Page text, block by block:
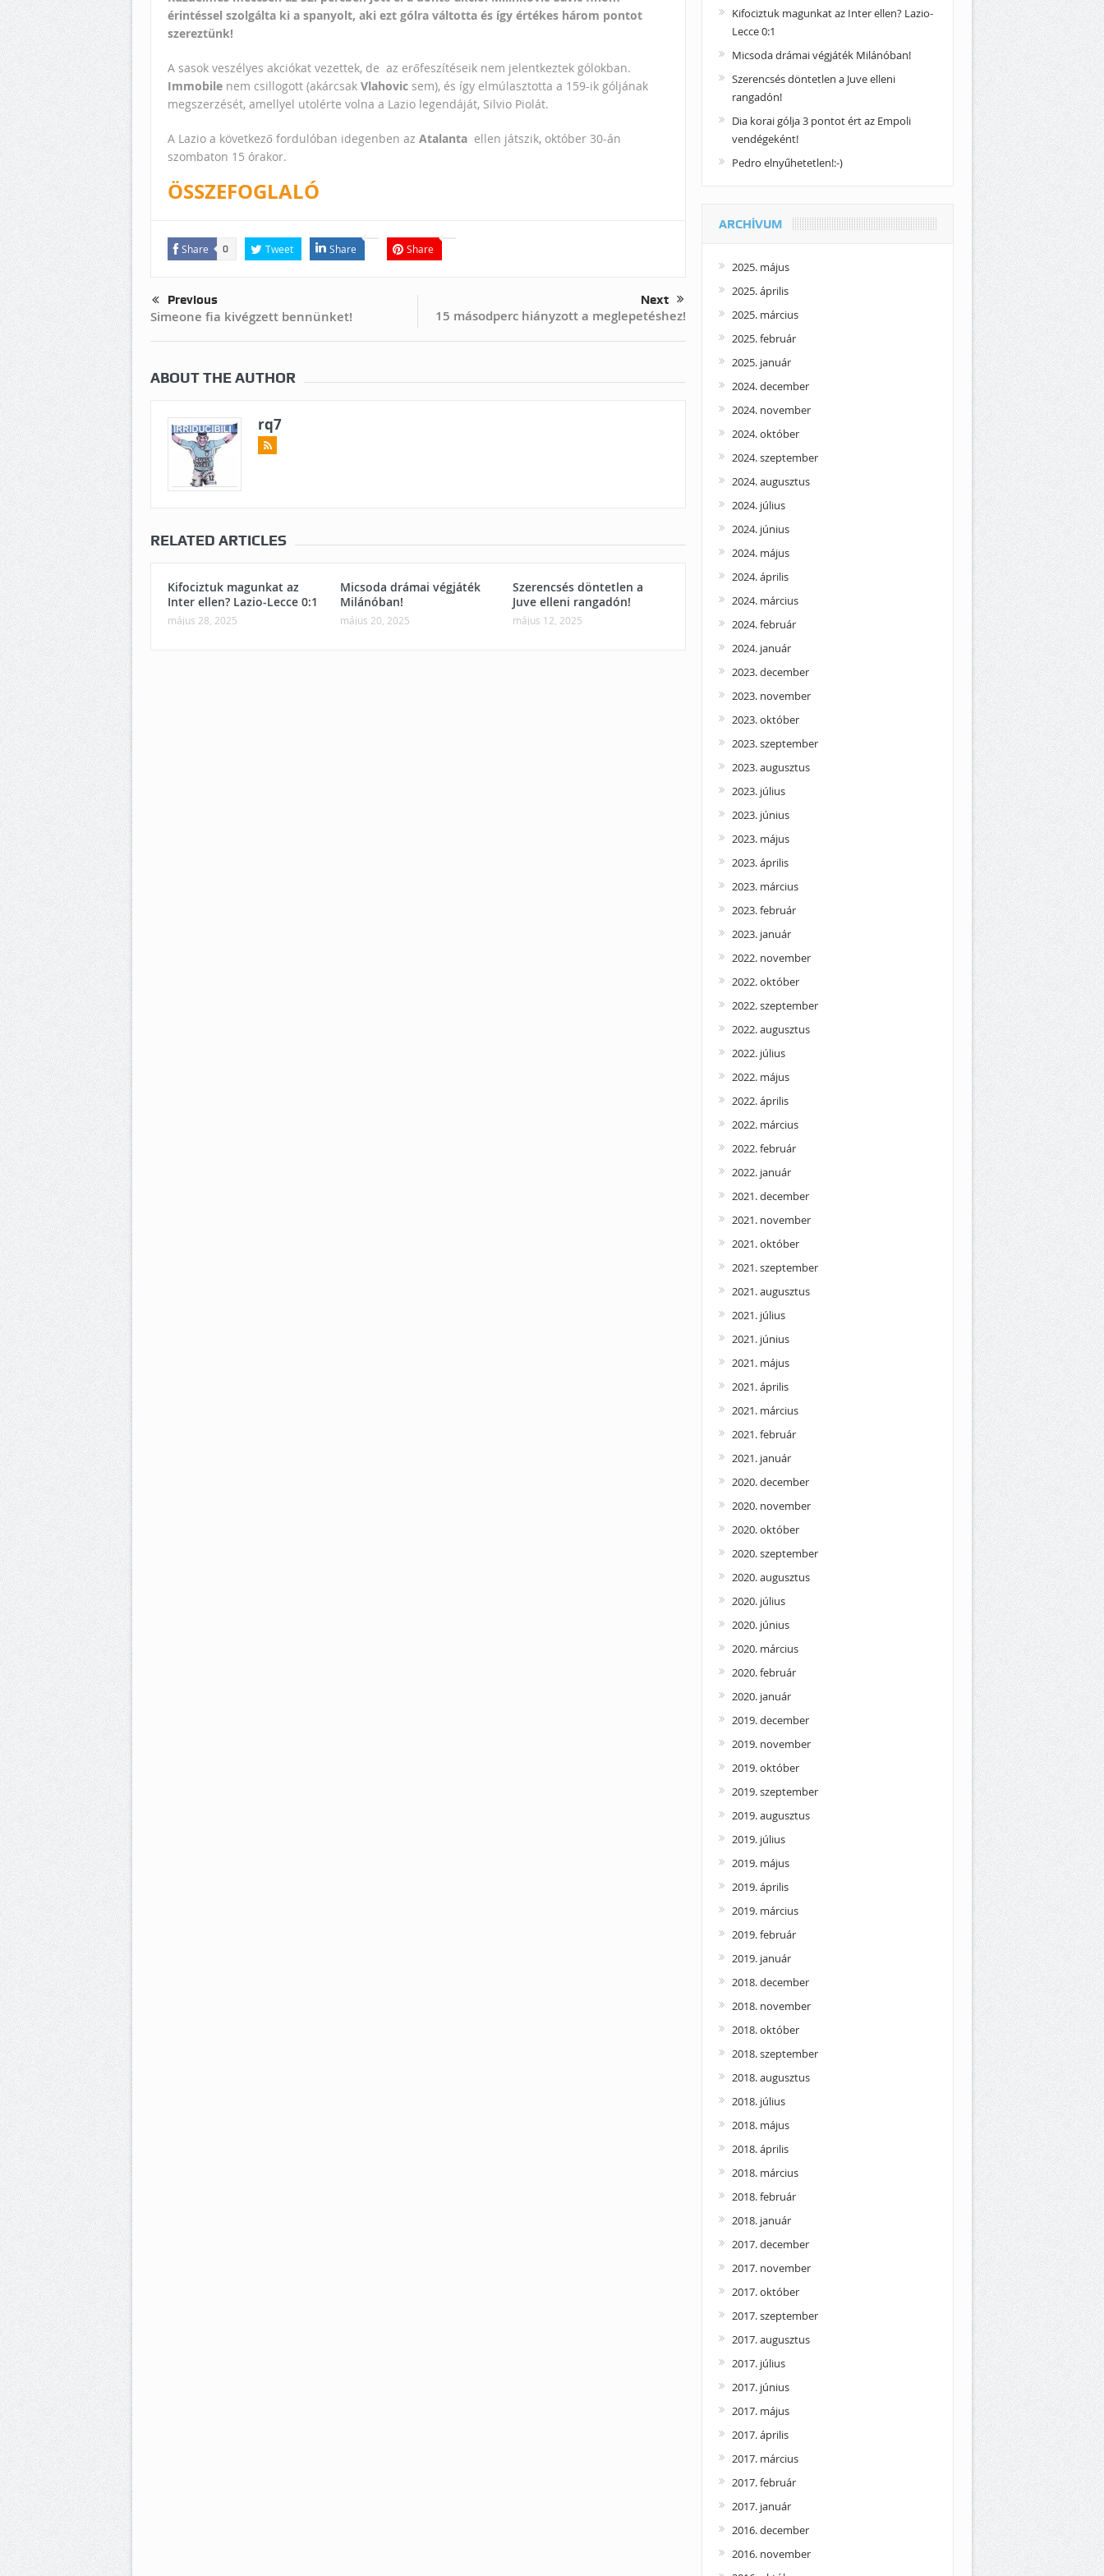
érintéssel szolgálta ki a spanyolt, aki ezt gólra váltotta és így értékes három pontot
szereztünk!
A sasok veszélyes akciókat vezettek, de az erőfeszítéseik nem jelentkeztek gólokban.
Immobile nem csillogott (akárcsak Vlahovic sem), és így elmúlasztotta a 159-ik góljának
megszerzését, amellyel utolérte volna a Lazio legendáját, Silvio Piolát.
A Lazio a következő fordulóban idegenben az Atalanta ellen játszik, október 30-án
szombaton 15 órakor.
ÖSSZEFOGLALÓ
Share 0 Tweet Share Share
Previous
Simeone fia kivégzett bennünket!
Next
15 másodperc hiányzott a meglepetéshez!
ABOUT THE AUTHOR
rq7
RELATED ARTICLES
Kifociztuk magunkat az
Inter ellen? Lazio-Lecce 0:1
május 28, 2025
Micsoda drámai végjáték
Milánóban!
május 20, 2025
Szerencsés döntetlen a
Juve elleni rangadón!
május 12, 2025
Kifociztuk magunkat az Inter ellen? Lazio-
Lecce 0:1
Micsoda drámai végjáték Milánóban!
Szerencsés döntetlen a Juve elleni
rangadón!
Dia korai gólja 3 pontot ért az Empoli
vendégeként!
Pedro elnyűhetetlen!:-)
ARCHÍVUM
2025. május
2025. április
2025. március
2025. február
2025. január
2024. december
2024. november
2024. október
2024. szeptember
2024. augusztus
2024. július
2024. június
2024. május
2024. április
2024. március
2024. február
2024. január
2023. december
2023. november
2023. október
2023. szeptember
2023. augusztus
2023. július
2023. június
2023. május
2023. április
2023. március
2023. február
2023. január
2022. november
2022. október
2022. szeptember
2022. augusztus
2022. július
2022. május
2022. április
2022. március
2022. február
2022. január
2021. december
2021. november
2021. október
2021. szeptember
2021. augusztus
2021. július
2021. június
2021. május
2021. április
2021. március
2021. február
2021. január
2020. december
2020. november
2020. október
2020. szeptember
2020. augusztus
2020. július
2020. június
2020. március
2020. február
2020. január
2019. december
2019. november
2019. október
2019. szeptember
2019. augusztus
2019. július
2019. május
2019. április
2019. március
2019. február
2019. január
2018. december
2018. november
2018. október
2018. szeptember
2018. augusztus
2018. július
2018. május
2018. április
2018. március
2018. február
2018. január
2017. december
2017. november
2017. október
2017. szeptember
2017. augusztus
2017. július
2017. június
2017. május
2017. április
2017. március
2017. február
2017. január
2016. december
2016. november